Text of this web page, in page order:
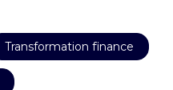
Transformation finance